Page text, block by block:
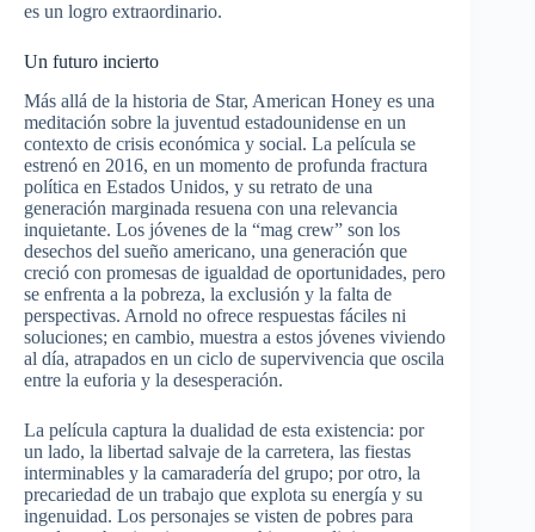
es un logro extraordinario.
Un futuro incierto
Más allá de la historia de Star, American Honey es una
meditación sobre la juventud estadounidense en un
contexto de crisis económica y social. La película se
estrenó en 2016, en un momento de profunda fractura
política en Estados Unidos, y su retrato de una
generación marginada resuena con una relevancia
inquietante. Los jóvenes de la “mag crew” son los
desechos del sueño americano, una generación que
creció con promesas de igualdad de oportunidades, pero
se enfrenta a la pobreza, la exclusión y la falta de
perspectivas. Arnold no ofrece respuestas fáciles ni
soluciones; en cambio, muestra a estos jóvenes viviendo
al día, atrapados en un ciclo de supervivencia que oscila
entre la euforia y la desesperación.
La película captura la dualidad de esta existencia: por
un lado, la libertad salvaje de la carretera, las fiestas
interminables y la camaradería del grupo; por otro, la
precariedad de un trabajo que explota su energía y su
ingenuidad. Los personajes se visten de pobres para